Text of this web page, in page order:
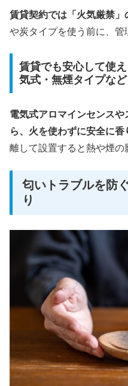
賃貸契約では「火気厳禁」
や炭タイプを使う前に、管
賃貸でも安心して使
気式・無煙タイプなど
電気式アロマインセンス
ら、火を使わずに安全に香
離して設置すると熱や煙の
匂いトラブルを防
り